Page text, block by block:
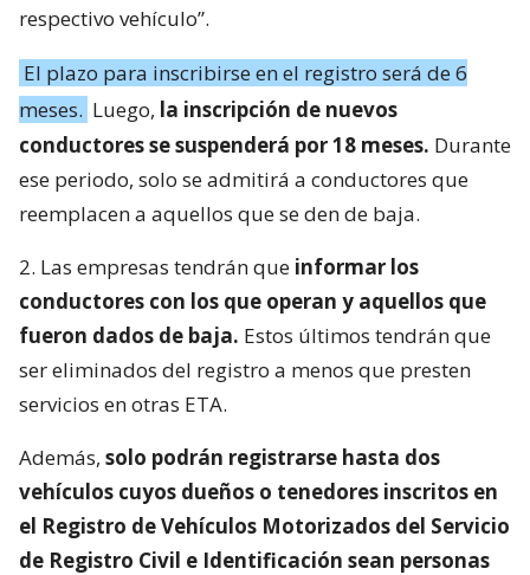
respectivo vehículo”.
El plazo para inscribirse en el registro será de 6
meses. Luego, la inscripción de nuevos
conductores se suspenderá por 18 meses. Durante
ese periodo, solo se admitirá a conductores que
reemplacen a aquellos que se den de baja.
2. Las empresas tendrán que informar los
conductores con los que operan y aquellos que
fueron dados de baja. Estos últimos tendrán que
ser eliminados del registro a menos que presten
servicios en otras ETA.
Además, solo podrán registrarse hasta dos
vehículos cuyos dueños o tenedores inscritos en
el Registro de Vehículos Motorizados del Servicio
de Registro Civil e Identificación sean personas